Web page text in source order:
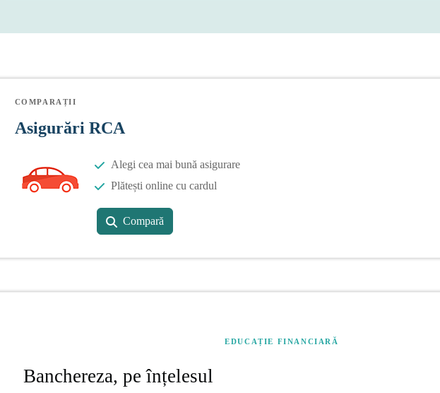
COMPARAȚII
Asigurări RCA
Alegi cea mai bună asigurare
Plătești online cu cardul
Compară
EDUCAȚIE FINANCIARĂ
Banchereza, pe înțelesul